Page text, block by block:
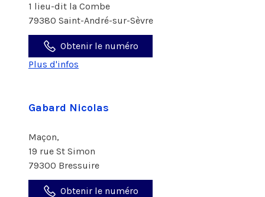
1 lieu-dit la Combe
79380 Saint-André-sur-Sèvre
Obtenir le numéro
Plus d'infos
Gabard Nicolas
Maçon,
19 rue St Simon
79300 Bressuire
Obtenir le numéro